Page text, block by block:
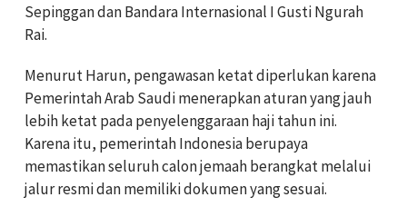
Sepinggan dan Bandara Internasional I Gusti Ngurah
Rai.
Menurut Harun, pengawasan ketat diperlukan karena
Pemerintah Arab Saudi menerapkan aturan yang jauh
lebih ketat pada penyelenggaraan haji tahun ini.
Karena itu, pemerintah Indonesia berupaya
memastikan seluruh calon jemaah berangkat melalui
jalur resmi dan memiliki dokumen yang sesuai.